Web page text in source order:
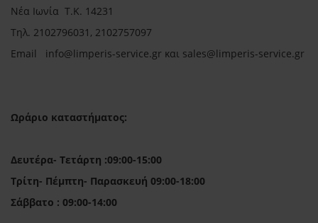
Νέα Ιωνία Τ.Κ. 14231
Τηλ. 2102796031, 2102757097
Email info@limperis-service.gr και sales@limperis-service.gr
Ωράριο καταστήματος:
Δευτέρα- Τετάρτη :09:00-15:00
Τρίτη- Πέμπτη- Παρασκευή 09:00-18:00
Σάββατο : 09:00-14:00